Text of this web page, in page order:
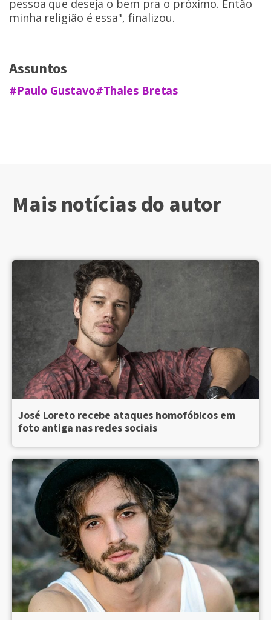
pessoa que deseja o bem pra o próximo. Então
minha religião é essa", finalizou.
Assuntos
#Paulo Gustavo#Thales Bretas
Mais notícias do autor
José Loreto recebe ataques homofóbicos em
foto antiga nas redes sociais